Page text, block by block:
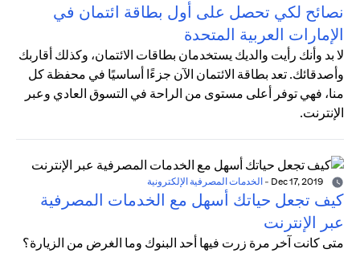
نصائح لكي تحصل على أول بطاقة ائتمان في
الإمارات العربية المتحدة
لا بد وأنك رأيت والديك يستخدمان بطاقات الائتمان، وكذلك أقاربك
وأصدقائك. تعد بطاقة الائتمان الآن جزءًا أساسيًا في محفظة كل
منا، فهي توفر أعلى مستوى من الراحة في التسوق العادي وعبر
الإنترنت.
- الخدمات المصرفية الإلكترونية
كيف تجعل حياتك أسهل مع الخدمات المصرفية
عبر الإنترنت
متى كانت آخر مرة زرت فيها أحد البنوك وما الغرض من الزيارة؟